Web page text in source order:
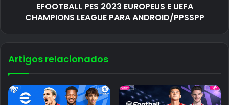
EFOOTBALL PES 2023 EUROPEUS E UEFA
CHAMPIONS LEAGUE PARA ANDROID/PPSSPP
Artigos relacionados